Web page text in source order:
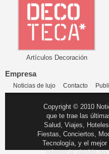
Artículos Decoración
Empresa
Noticias de lujo Contacto
Copyright © 2010
que te trae las
Salud, Viajes,
Fiestas, Conciertos,
Tecnología, y el
referencia elegida